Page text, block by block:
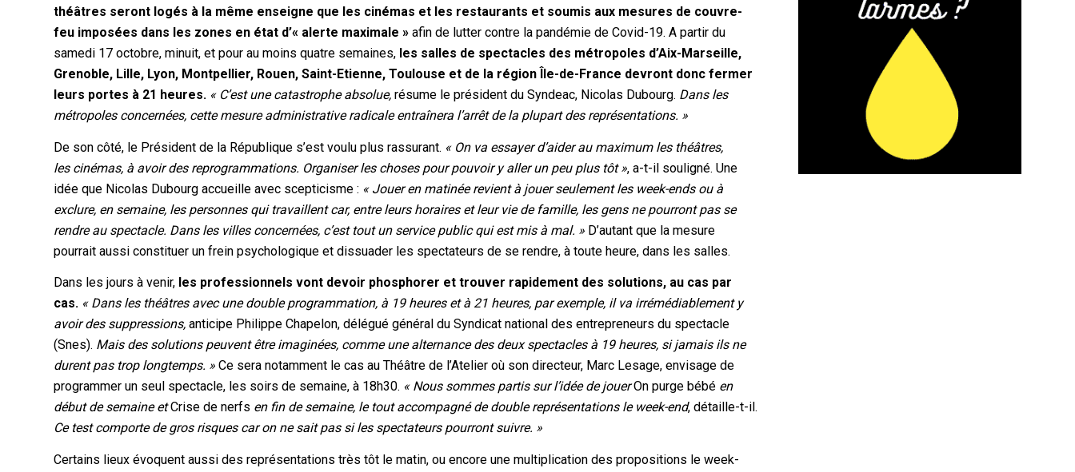
théâtres seront logés à la même enseigne que les cinémas et les restaurants et soumis aux mesures de couvre-
feu imposées dans les zones en état d’« alerte maximale » afin de lutter contre la pandémie de Covid-19. A partir du
samedi 17 octobre, minuit, et pour au moins quatre semaines, les salles de spectacles des métropoles d’Aix-Marseille,
Grenoble, Lille, Lyon, Montpellier, Rouen, Saint-Etienne, Toulouse et de la région Île-de-France devront donc fermer
leurs portes à 21 heures. « C’est une catastrophe absolue, résume le président du Syndeac, Nicolas Dubourg. Dans les
métropoles concernées, cette mesure administrative radicale entraînera l’arrêt de la plupart des représentations. »
De son côté, le Président de la République s’est voulu plus rassurant. « On va essayer d’aider au maximum les théâtres,
les cinémas, à avoir des reprogrammations. Organiser les choses pour pouvoir y aller un peu plus tôt », a-t-il souligné. Une
idée que Nicolas Dubourg accueille avec scepticisme : « Jouer en matinée revient à jouer seulement les week-ends ou à
exclure, en semaine, les personnes qui travaillent car, entre leurs horaires et leur vie de famille, les gens ne pourront pas se
rendre au spectacle. Dans les villes concernées, c’est tout un service public qui est mis à mal. » D’autant que la mesure
pourrait aussi constituer un frein psychologique et dissuader les spectateurs de se rendre, à toute heure, dans les salles.
Dans les jours à venir, les professionnels vont devoir phosphorer et trouver rapidement des solutions, au cas par
cas. « Dans les théâtres avec une double programmation, à 19 heures et à 21 heures, par exemple, il va irrémédiablement y
avoir des suppressions,anticipe Philippe Chapelon, délégué général du Syndicat national des entrepreneurs du spectacle
(Snes). Mais des solutions peuvent être imaginées, comme une alternance des deux spectacles à 19 heures, si jamais ils ne
durent pas trop longtemps. »Ce sera notamment le cas au Théâtre de l’Atelier où son directeur, Marc Lesage, envisage de
programmer un seul spectacle, les soirs de semaine, à 18h30. « Nous sommes partis sur l’idée de jouerOn purge bébé en
début de semaine etCrise de nerfs en fin de semaine, le tout accompagné de double représentations le week-end, détaille-t-il.
Ce test comporte de gros risques car on ne sait pas si les spectateurs pourront suivre. »
Certains lieux évoquent aussi des représentations très tôt le matin, ou encore une multiplication des propositions le week-